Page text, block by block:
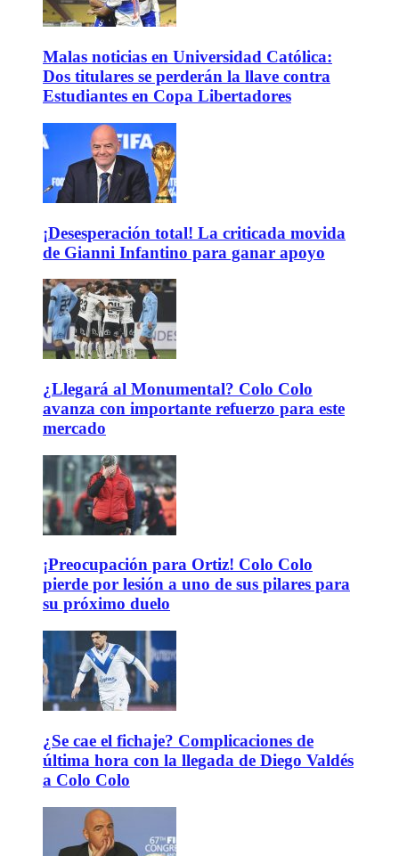
Malas noticias en Universidad Católica:
Dos titulares se perderán la llave contra
Estudiantes en Copa Libertadores
¡Desesperación total! La criticada movida
de Gianni Infantino para ganar apoyo
¿Llegará al Monumental? Colo Colo
avanza con importante refuerzo para este
mercado
¡Preocupación para Ortiz! Colo Colo
pierde por lesión a uno de sus pilares para
su próximo duelo
¿Se cae el fichaje? Complicaciones de
última hora con la llegada de Diego Valdés
a Colo Colo